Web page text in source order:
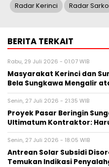
Radar Kerinci Radar Sarko
BERITA TERKAIT
Rabu, 29 Juli 2026 - 01:07 WIB
Masyarakat Kerinci dan
Bela Sungkawa Mengalir
Senin, 27 Juli 2026 - 21:35 WIB
Proyek Pasar Beringin
Ultimatum Kontraktor:
Senin, 27 Juli 2026 - 18:05 WIB
Antrean Solar Subsidi
Temukan Indikasi